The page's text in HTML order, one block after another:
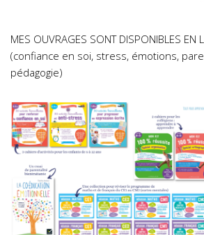
MES OUVRAGES SONT DISPONIBLES EN
(confiance en soi, stress, émotions,
pédagogie)